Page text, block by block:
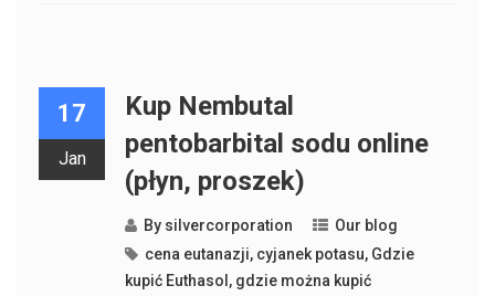
17
Jan
Kup Nembutal
pentobarbital sodu online
(płyn, proszek)
By silvercorporation
Our blog
cena eutanazji, cyjanek potasu, Gdzie
kupić Euthasol, gdzie można kupić